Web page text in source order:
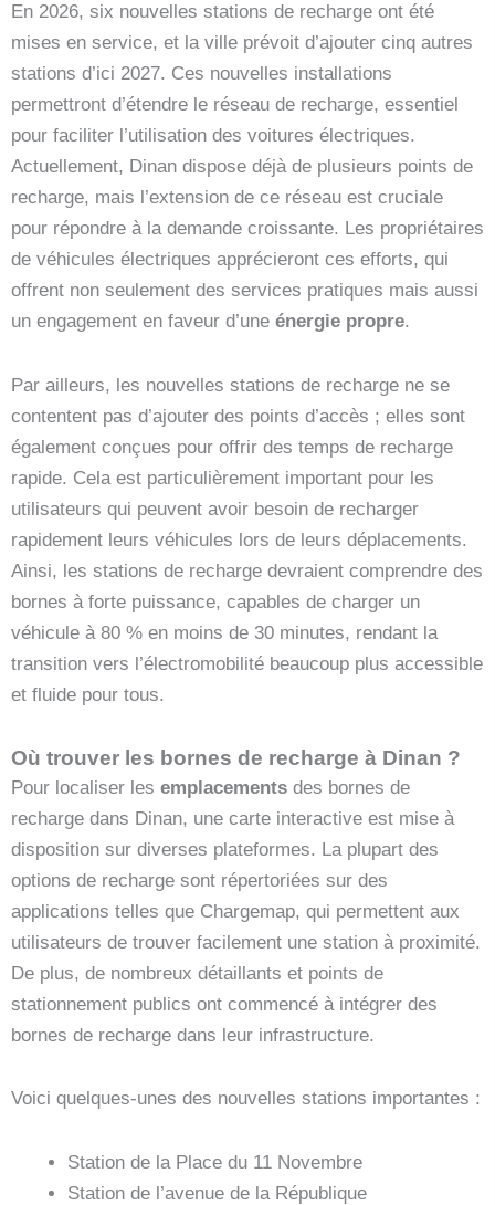
En 2026, six nouvelles stations de recharge ont été
mises en service, et la ville prévoit d’ajouter cinq autres
stations d’ici 2027. Ces nouvelles installations
permettront d’étendre le réseau de recharge, essentiel
pour faciliter l’utilisation des voitures électriques.
Actuellement, Dinan dispose déjà de plusieurs points de
recharge, mais l’extension de ce réseau est cruciale
pour répondre à la demande croissante. Les propriétaires
de véhicules électriques apprécieront ces efforts, qui
offrent non seulement des services pratiques mais aussi
un engagement en faveur d’une énergie propre.
Par ailleurs, les nouvelles stations de recharge ne se
contentent pas d’ajouter des points d’accès ; elles sont
également conçues pour offrir des temps de recharge
rapide. Cela est particulièrement important pour les
utilisateurs qui peuvent avoir besoin de recharger
rapidement leurs véhicules lors de leurs déplacements.
Ainsi, les stations de recharge devraient comprendre des
bornes à forte puissance, capables de charger un
véhicule à 80 % en moins de 30 minutes, rendant la
transition vers l’électromobilité beaucoup plus accessible
et fluide pour tous.
Où trouver les bornes de recharge à Dinan ?
Pour localiser les emplacements des bornes de
recharge dans Dinan, une carte interactive est mise à
disposition sur diverses plateformes. La plupart des
options de recharge sont répertoriées sur des
applications telles que Chargemap, qui permettent aux
utilisateurs de trouver facilement une station à proximité.
De plus, de nombreux détaillants et points de
stationnement publics ont commencé à intégrer des
bornes de recharge dans leur infrastructure.
Voici quelques-unes des nouvelles stations importantes :
Station de la Place du 11 Novembre
Station de l’avenue de la République